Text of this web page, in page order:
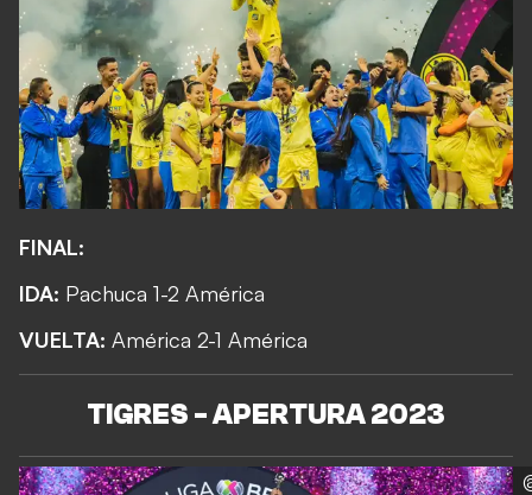
FINAL:
IDA: Pachuca 1-2 América
VUELTA: América 2-1 América
TIGRES - APERTURA 2023